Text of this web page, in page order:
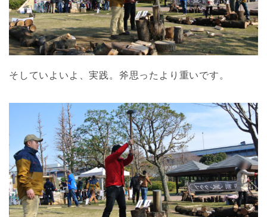
そしていよいよ、実践。斧思ったより重いです。